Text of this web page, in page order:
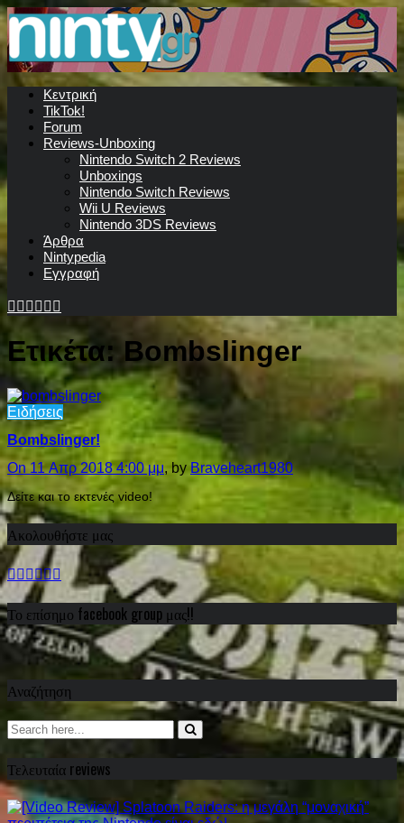
Κεντρική
TikTok!
Forum
Reviews-Unboxing
Nintendo Switch 2 Reviews
Unboxings
Nintendo Switch Reviews
Wii U Reviews
Nintendo 3DS Reviews
Άρθρα
Nintypedia
Εγγραφή
Ετικέτα:Bombslinger
Ειδήσεις
Bombslinger!
On 11 Απρ 2018 4:00 μμ, by Braveheart1980
Δείτε και το εκτενές video!
Ακολουθήστε μας
Το επίσημο facebook group μας!!
Αναζήτηση
Τελευταία reviews